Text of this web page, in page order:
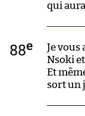
qui
88e
Je vous
Nsoki
Et
sort un